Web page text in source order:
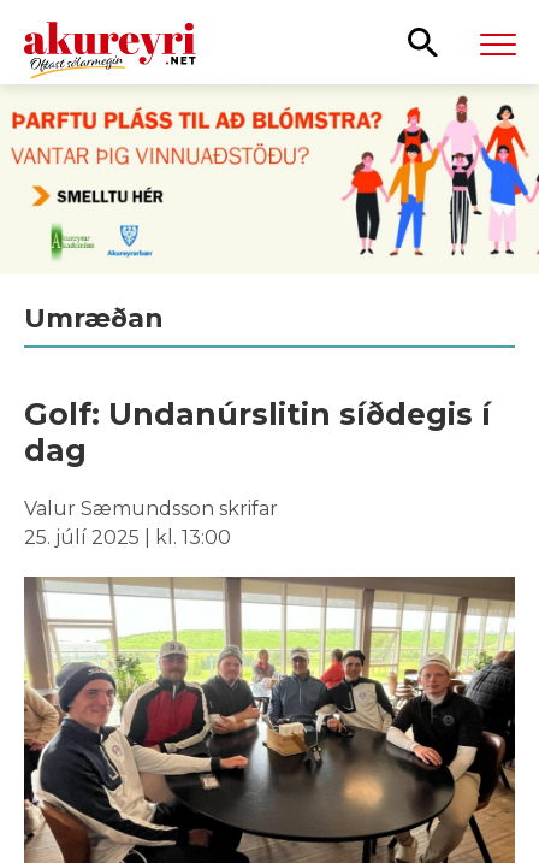
Leita
Umræðan
Golf: Undanúrslitin síðdegis í
dag
Valur Sæmundsson skrifar
25. júlí 2025 | kl. 13:00